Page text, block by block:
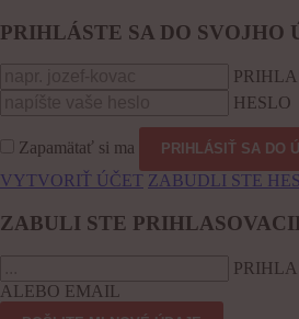
PRIHLÁSTE SA DO SVOJHO
HESLO
Zapamätať si ma
VYTVORIŤ ÚČET ZABUDLI STE
ZABULI STE
ALEBO EMAIL